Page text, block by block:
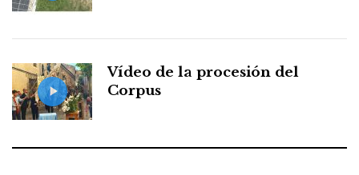
Vídeo de la procesión del
Corpus